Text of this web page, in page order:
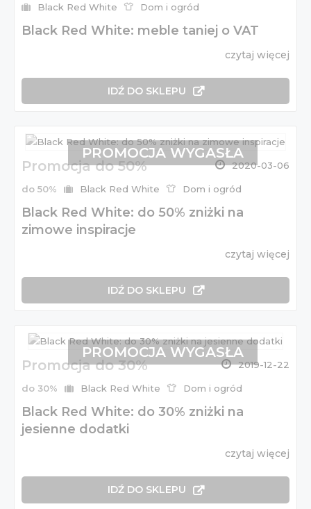
Black Red White Dom i ogród
Black Red White: meble taniej o VAT
czytaj więcej
IDŹ DO SKLEPU
Promocja do 50% 2020-03-06
do 50% Black Red White Dom i ogród
Black Red White: do 50% zniżki na
zimowe inspiracje
czytaj więcej
IDŹ DO SKLEPU
PROMOCJA WYGASŁA
Promocja do 30% 2019-12-22
do 30% Black Red White Dom i ogród
Black Red White: do 30% zniżki na
jesienne dodatki
czytaj więcej
IDŹ DO SKLEPU
PROMOCJA WYGASŁA